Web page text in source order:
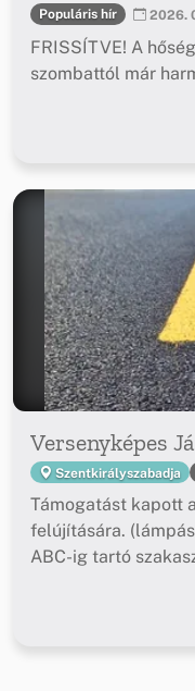
Populáris hír 2026.
FRISSÍTVE! A
szombattól már
Versenyképes
Szentkirályszabadja
Támogatást kapott
felújítására.
ABC-ig tartó